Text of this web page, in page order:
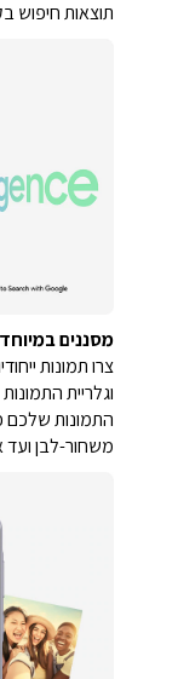
תוצאות חיפוש
מסננים
וגלריית
התמונות שלכם
משחור-לבן ועד